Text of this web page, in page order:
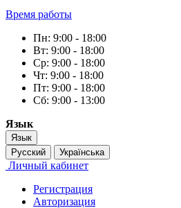
Время работы
Пн: 9:00 - 18:00
Вт: 9:00 - 18:00
Ср: 9:00 - 18:00
Чт: 9:00 - 18:00
Пт: 9:00 - 18:00
Сб: 9:00 - 13:00
Язык
Язык
Русский
Українська
Личный кабинет
Регистрация
Авторизация